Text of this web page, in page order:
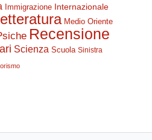
Immigrazione Internazionale
Medio Oriente
Recensione
Scienza Scuola Sinistra